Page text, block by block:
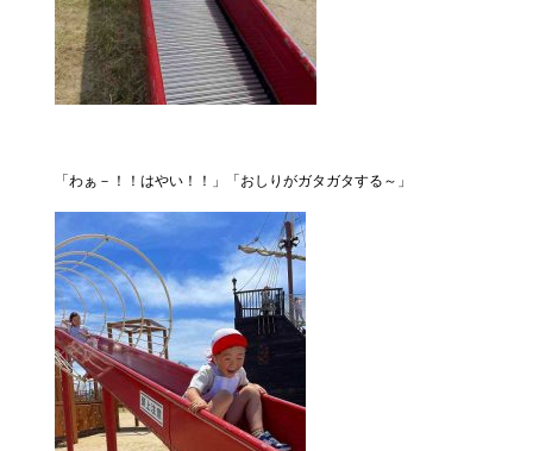
「わぁ－！！はやい！！」「おしりがガタガタする～」